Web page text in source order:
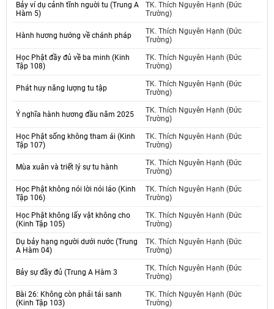
Bảy ví dụ cảnh tĩnh nguời tu (Trung A
Hàm 5)
TK. Thích Nguyên Hạnh (Đức
Trường)
Hành hương hướng về chánh pháp
TK. Thích Nguyên Hạnh (Đức
Trường)
Học Phật đầy đủ về ba minh (Kinh
Tập 108)
TK. Thích Nguyên Hạnh (Đức
Trường)
Phát huy năng lượng tu tập
TK. Thích Nguyên Hạnh (Đức
Trường)
Ý nghĩa hành hương đầu năm 2025
TK. Thích Nguyên Hạnh (Đức
Trường)
Học Phật sống không tham ái (Kinh
Tập 107)
TK. Thích Nguyên Hạnh (Đức
Trường)
Mùa xuân và triết lý sự tu hành
TK. Thích Nguyên Hạnh (Đức
Trường)
Học Phật không nói lời nói láo (Kinh
Tập 106)
TK. Thích Nguyên Hạnh (Đức
Trường)
Học Phật không lấy vật không cho
(Kinh Tập 105)
TK. Thích Nguyên Hạnh (Đức
Trường)
Dụ bảy hạng người dưới nước (Trung
A Hàm 04)
TK. Thích Nguyên Hạnh (Đức
Trường)
Bảy sự đầy đủ (Trung A Hàm 3
TK. Thích Nguyên Hạnh (Đức
Trường)
Bài 26: Không còn phải tái sanh
(Kinh Tập 103)
TK. Thích Nguyên Hạnh (Đức
Trường)